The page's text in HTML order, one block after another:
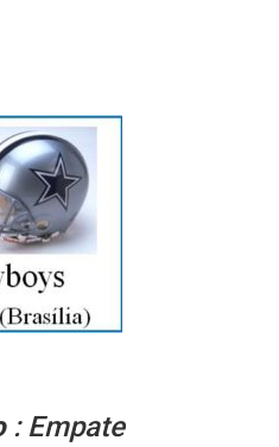
: Empate